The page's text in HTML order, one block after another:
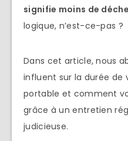
signifie moins de
logique, n’est-ce-pas ?
Dans cet article, nous
influent sur la durée de
portable et comment
grâce à un entretien
judicieuse.